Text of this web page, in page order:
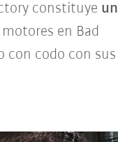
constituye un
en Bad
con codo con sus